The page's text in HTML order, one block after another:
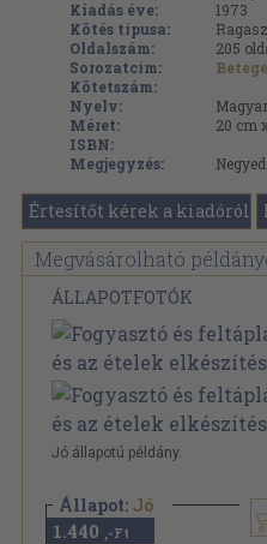
Kiadás éve:
1973
Kötés típusa:
Oldalszám:
205
Sorozatcím:
Kötetszám:
Nyelv:
Magyar
Méret:
20 cm
ISBN:
Megjegyzés:
Értesítőt kérek a kiadóról
Megvásárolható
ÁLLAPOTFOTÓK
Jó állapotú példány.
Állapot: Jó
1.440 ,-Ft